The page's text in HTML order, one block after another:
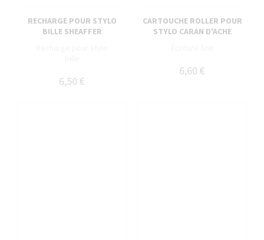
RECHARGE POUR STYLO
BILLE SHEAFFER
6,50 €
CARTOUCHE ROLLER POUR
STYLO CARAN D'ACHE
6,60 €